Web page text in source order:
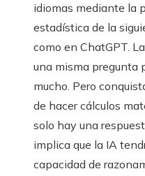
idiomas mediante la
estadística de la
como en ChatGPT.
una misma pregunta
mucho. Pero
de hacer cálculos
solo hay una
implica que la IA
capacidad de